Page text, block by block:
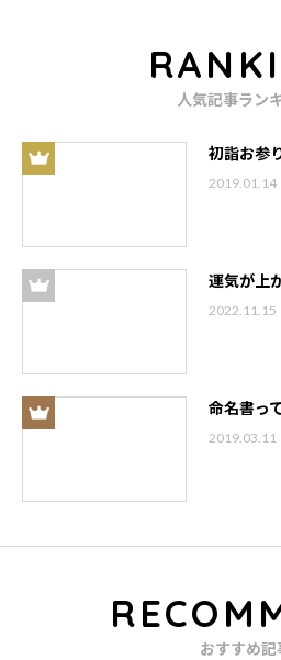
人気記事ラン
初詣お参
2019.01.14
運気が上
2022.11.15
命名書っ
2019.03.11
おすすめ記